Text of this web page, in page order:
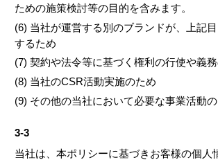
ための施策検討等の目的を含みます。
(6) 当社が運営する別のブランドが、上記
するため
(7) 契約や法令等に基づく権利の行使や義
(8) 当社のCSR活動実施のため
(9) その他の当社において必要な事業活動
3-3
当社は、本ポリシーに基づきお客様の個人